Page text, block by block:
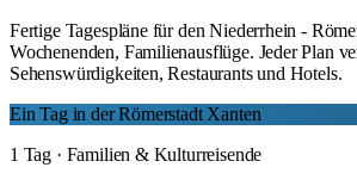
Fertige Tagespläne für den Niederrhein -
Wochenenden, Familienausflüge. Jeder Plan
Sehenswürdigkeiten, Restaurants und Hotels.
Ein Tag in der Römerstadt Xanten
1 Tag · Familien & Kulturreisende